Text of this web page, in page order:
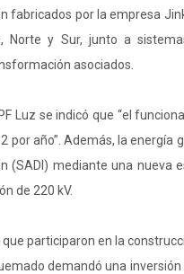
fabricados por la empresa
Norte y Sur, junto a
asociados.
Luz se indicó que “el
por año”. Además, la energía
(SADI) mediante una nueva
de 220 kV.
que participaron en la
demandó una